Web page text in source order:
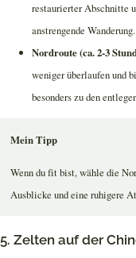
restaurierter Abschnitte
anstrengende Wanderung.
Nordroute (ca. 2-3
weniger überlaufen und
besonders zu den
Mein Tipp
Wenn du fit bist, wähle die
Ausblicke und eine ruhigere
5. Zelten auf der